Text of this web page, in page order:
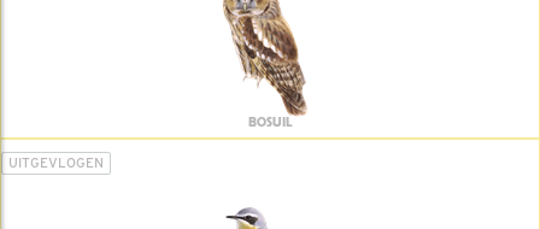
BOSUIL
UITGEVLOGEN